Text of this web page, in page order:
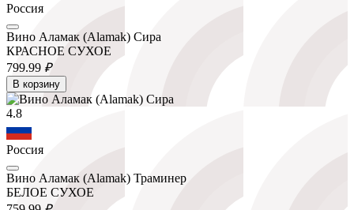
Россия
Вино Аламак (Alamak) Сира
КРАСНОЕ СУХОЕ
799.99 ₽
В корзину
4.8
Россия
Вино Аламак (Alamak) Траминер
БЕЛОЕ СУХОЕ